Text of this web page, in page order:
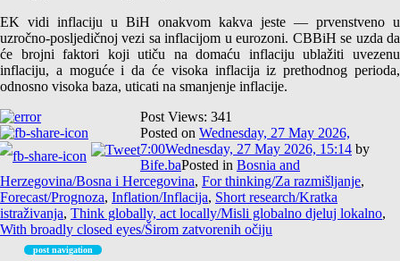
EK vidi inflaciju u BiH onakvom kakva jeste — prvenstveno u
uzročno-posljedičnoj vezi sa inflacijom u eurozoni. CBBiH se uzda da
će brojni faktori koji utiču na domaću inflaciju ublažiti uvezenu
inflaciju, a moguće i da će visoka inflacija iz prethodnog perioda,
odnosno visoka baza, uticati na smanjenje inflacije.
Post Views: 341
Posted on Wednesday, 27 May 2026,
7:00Wednesday, 27 May 2026, 15:14 by
Bife.baPosted in Bosnia and
Herzegovina/Bosna i Hercegovina, For thinking/Za razmišljanje,
Forecast/Prognoza, Inflation/Inflacija, Short research/Kratka
istraživanja, Think globally, act locally/Misli globalno djeluj lokalno,
With broadly closed eyes/Širom zatvorenih očiju
post navigation